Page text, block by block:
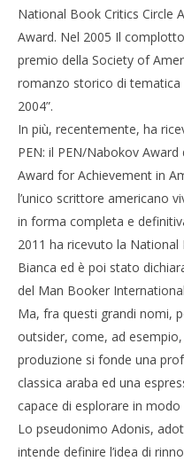
National Book Critics Circle
Award. Nel 2005 Il
premio della Society of
romanzo storico di
2004”.
In più, recentemente, ha
PEN: il PEN/Nabokov
Award for Achievement in
l’unico scrittore americano
in forma completa e
2011 ha ricevuto la National
Bianca ed è poi stato
del Man Booker
Ma, fra questi grandi nomi,
outsider, come, ad
produzione si fonde una
classica araba ed una
capace di esplorare in modo
Lo pseudonimo Adonis,
intende definire l’idea di